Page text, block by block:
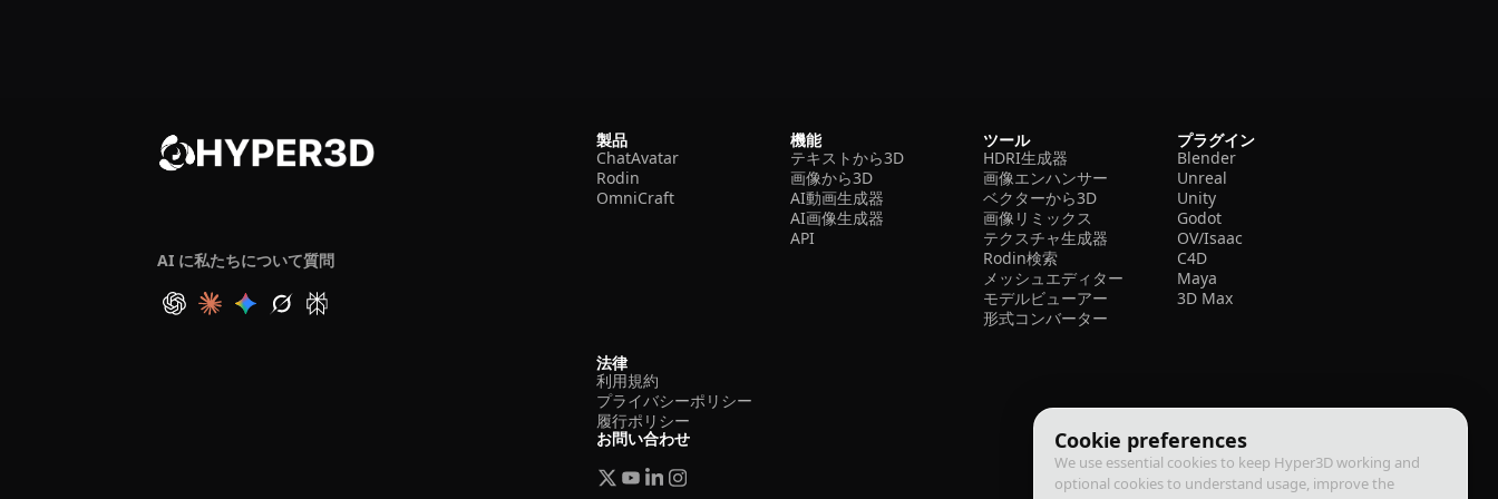
Cookie preferences
We use essential cookies to keep Hyper3D working and
optional cookies to understand usage, improve the
AI に私たちについて質問
製品
ChatAvatar
Rodin
OmniCraft
機能
テキストから3D
画像から3D
AI動画生成器
AI画像生成器
API
ツール
HDRI生成器
画像エンハンサー
ベクターから3D
画像リミックス
テクスチャ生成器
Rodin検索
メッシュエディター
モデルビューアー
形式コンバーター
プラグイン
Blender
Unreal
Unity
Godot
OV/Isaac
C4D
Maya
3D Max
法律
利用規約
プライバシーポリシー
履行ポリシー
お問い合わせ